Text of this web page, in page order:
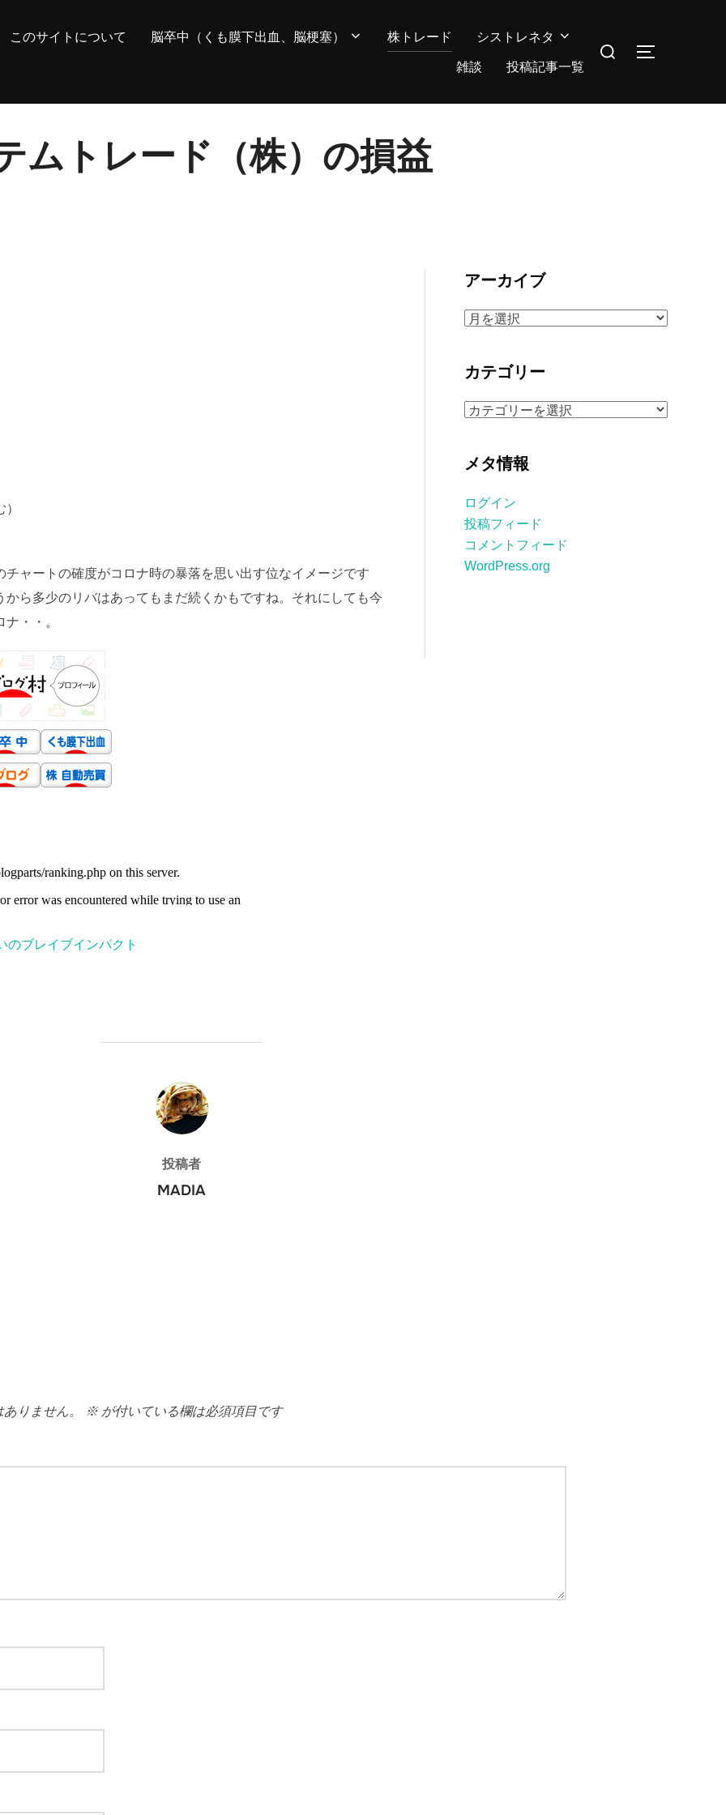
このサイトについて 脳卒中（くも膜下出血、脳梗塞） 株トレード
シストレネタ
雑談
投稿記事一覧
検
サイドバー
トレード（株）の損益
ャートの確度がコロナ時の暴落を思い出す位なイメージです
ら多少のリバはあってもまだ続くかもですね。それにしても今
・・。
のブレイブインパクト
アーカイブ
ア
イ
ブ
カテゴリー
カ
リ
メタ情報
ログイン
投稿フィード
コメントフィード
WordPress.org
投稿者
投稿者
MADIA
りません。 ※ が付いている欄は必須項目です